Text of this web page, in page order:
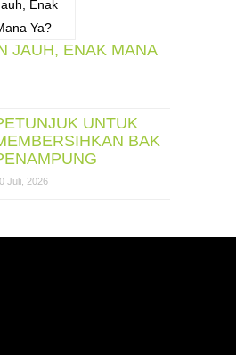
JAUH, ENAK MANA
UNTUK
BAK
Juli, 2026